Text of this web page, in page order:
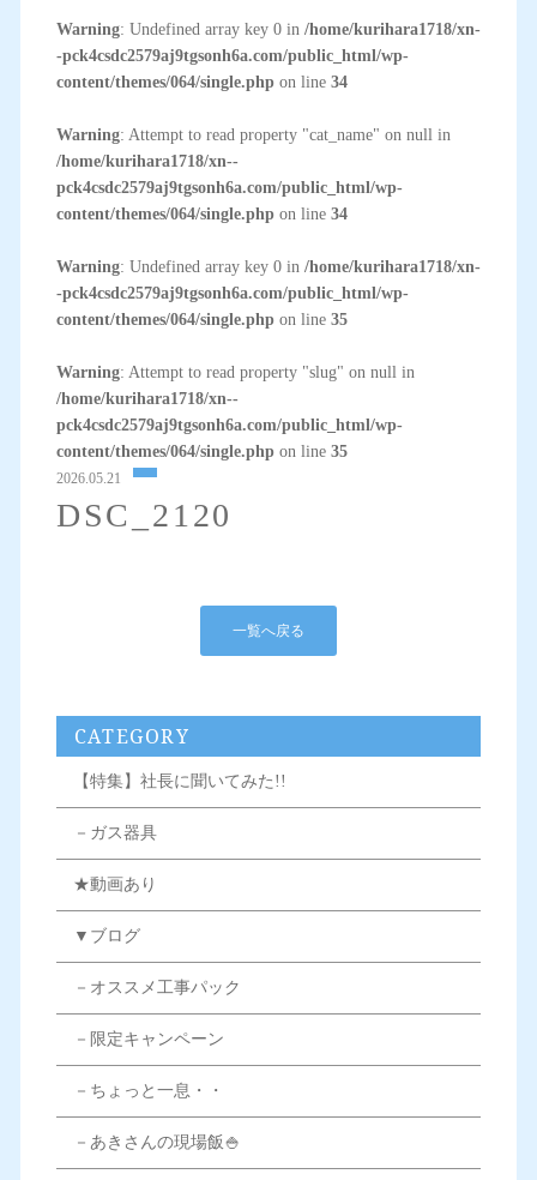
Warning: Undefined array key 0 in /home/kurihara1718/xn-
-pck4csdc2579aj9tgsonh6a.com/public_html/wp-
content/themes/064/single.phpon line 34
Warning: Attempt to read property "cat_name" on null in
/home/kurihara1718/xn--
pck4csdc2579aj9tgsonh6a.com/public_html/wp-
content/themes/064/single.phpon line 34
Warning: Undefined array key 0 in /home/kurihara1718/xn-
-pck4csdc2579aj9tgsonh6a.com/public_html/wp-
content/themes/064/single.phpon line 35
Warning: Attempt to read property "slug" on null in
/home/kurihara1718/xn--
pck4csdc2579aj9tgsonh6a.com/public_html/wp-
content/themes/064/single.phpon line 35
2026.05.21
DSC_2120
一覧へ戻る
CATEGORY
【特集】社長に聞いてみた!!
－ガス器具
★動画あり
▼ブログ
－オススメ工事パック
－限定キャンペーン
－ちょっと一息・・
－あきさんの現場飯🍚